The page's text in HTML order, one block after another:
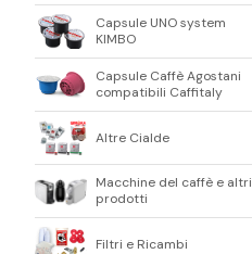
Capsule UNO system
KIMBO
Capsule Caffè Agostani
compatibili Caffitaly
Altre Cialde
Macchine del caffè e altri
prodotti
Filtri e Ricambi